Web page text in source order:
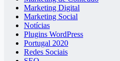
Marketing Digital
Marketing Social
Notícias
Plugins WordPress
Portugal 2020
Redes Sociais